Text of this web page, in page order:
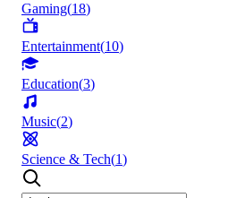
Gaming(18)
Entertainment(10)
Education(3)
Music(2)
Science & Tech(1)